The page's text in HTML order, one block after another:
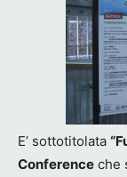
E’ sottotitolata
Conference che